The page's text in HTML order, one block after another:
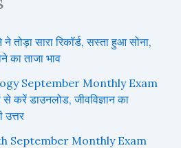
सारा रिकॉर्ड, सस्ता हुआ सोना,
का ताजा भाव
September Monthly Exam
डाउनलोड, जीवविज्ञान का
September Monthly Exam